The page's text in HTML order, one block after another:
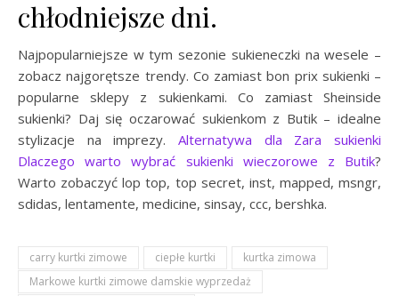
chłodniejsze dni.
Najpopularniejsze w tym sezonie sukieneczki na wesele –
zobacz najgorętsze trendy. Co zamiast bon prix sukienki –
popularne sklepy z sukienkami. Co zamiast Sheinside
sukienki? Daj się oczarować sukienkom z Butik – idealne
stylizacje na imprezy. Alternatywa dla Zara sukienki
Dlaczego warto wybrać sukienki wieczorowe z Butik?
Warto zobaczyć lop top, top secret, inst, mapped, msngr,
sdidas, lentamente, medicine, sinsay, ccc, bershka.
carry kurtki zimowe ciepłe kurtki
kurtka zimowa
Markowe kurtki zimowe damskie wyprzedaż